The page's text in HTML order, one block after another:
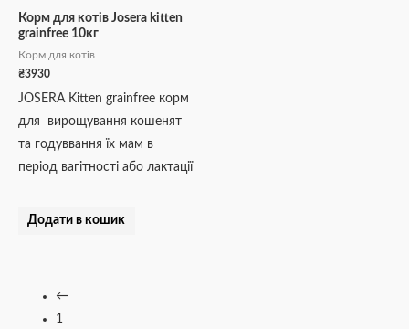
Корм для котів Josera kitten
grainfree 10кг
Корм для котів
₴3930
JOSERA Kitten grainfree корм
для вирощування кошенят
та годуввання їх мам в
період вагітності або лактації
Додати в кошик
←
1